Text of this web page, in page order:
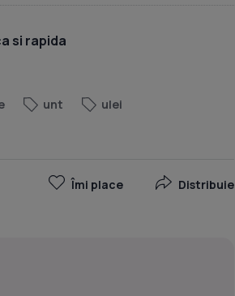
si rapida
unt ulei
Îmi place Distribuie